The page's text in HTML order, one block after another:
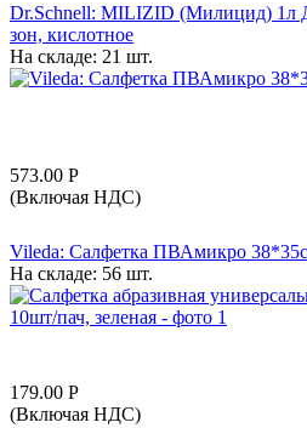
Dr.Schnell: MILIZID (Милицид) 1л
зон, кислотное
На складе: 21 шт.
573.00 Р
(Включая НДС)
Vileda: Салфетка ПВАмикро
На складе: 56 шт.
179.00 Р
(Включая НДС)